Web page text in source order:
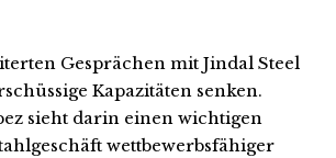
Gesprächen mit Jindal Steel
Kapazitäten senken.
sieht darin einen wichtigen
wettbewerbsfähiger